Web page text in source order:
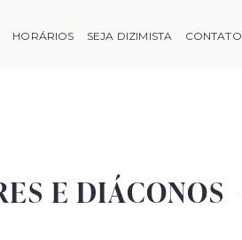
HORÁRIOS SEJA DIZIMISTA CONTATO
E DIÁCONOS